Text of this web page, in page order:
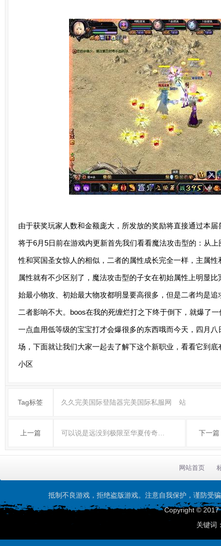
由于获奖玩家人数和金额庞大，所发放的奖励将直接通过本
将于6月5日前在游戏内更新首先我们看看魔法攻击型的：从
性和冥国圣女惊人的相似，二者的属性成长完全一样，主属
属性就有不少区别了，魔法攻击型的子女在初始属性上明显
始最小物攻、初始最大物攻都明显要高很多，但是二者均是
二者影响不大。boos在我的死缠烂打之下终于倒下，就爆了
一点血用低等级的宝宝打才会爆很多的东西哦而今天，四月
场，下面就让我们大家一起去了解下这个新职业，看看它到
小区
Tag标签 久久完美国际登陆器完美国际私服网 站
上一篇 可以说是远没到极限至华夏传奇… 下一篇
网站首页
抵制不良游戏，拒绝盗版游戏。注意自我保护，谨防受
Copyright © 2017
关键词